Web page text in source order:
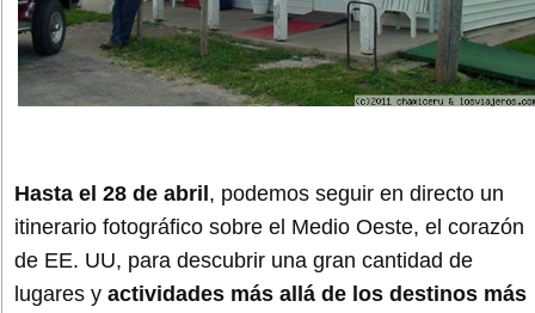
Hasta el 28 de abril , podemos seguir en directo un
itinerario fotográfico sobre el Medio Oeste, el corazón
de EE. UU, para descubrir una gran cantidad de
lugares y actividades más allá de los destinos más